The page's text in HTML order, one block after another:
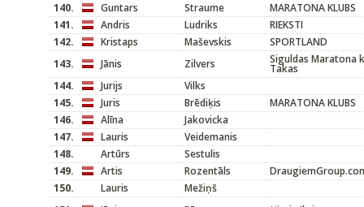
140.
Guntars Straume
MARATONA KLUBS
141.
Andris Ludriks
RIEKSTI
142.
Kristaps Maševskis
SPORTLAND
143.
Jānis Zilvers Siguldas Maratona
Takas
144.
Jurijs
Vilks
145.
Juris Brēdiķis
MARATONA KLUBS
146.
Alīna
Jakovicka
147.
Lauris
Veidemanis
148.
Artūrs
Sestulis
149.
Artis Rozentāls
150.
Lauris
Mežiņš